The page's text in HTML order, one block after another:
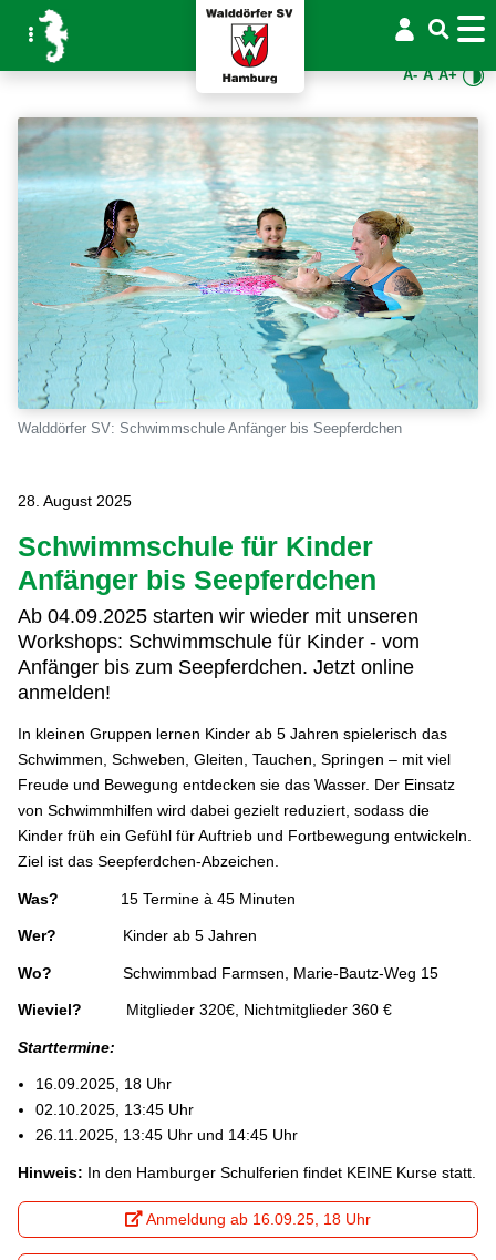
A- A A+
Walddörfer SV: Schwimmschule Anfänger bis Seepferdchen
28. August 2025
Schwimmschule für Kinder
Anfänger bis Seepferdchen
Ab 04.09.2025 starten wir wieder mit unseren
Workshops: Schwimmschule für Kinder - vom
Anfänger bis zum Seepferdchen. Jetzt online
anmelden!
In kleinen Gruppen lernen Kinder ab 5 Jahren spielerisch das
Schwimmen, Schweben, Gleiten, Tauchen, Springen – mit viel
Freude und Bewegung entdecken sie das Wasser. Der Einsatz
von Schwimmhilfen wird dabei gezielt reduziert, sodass die
Kinder früh ein Gefühl für Auftrieb und Fortbewegung entwickeln.
Ziel ist das Seepferdchen-Abzeichen.
Was? 15 Termine à 45 Minuten
Wer? Kinder ab 5 Jahren
Wo? Schwimmbad Farmsen, Marie-Bautz-Weg 15
Wieviel? Mitglieder 320€, Nichtmitglieder 360 €
Starttermine:
16.09.2025, 18 Uhr
02.10.2025, 13:45 Uhr
26.11.2025, 13:45 Uhr und 14:45 Uhr
Hinweis: In den Hamburger Schulferien findet KEINE Kurse statt.
Anmeldung ab 16.09.25, 18 Uhr